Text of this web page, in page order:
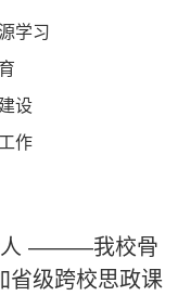
学习
设
作
人 ———我校骨
省级跨校思政课